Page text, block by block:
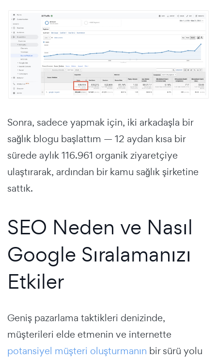
Sonra, sadece yapmak için, iki arkadaşla bir
sağlık blogu başlattım — 12 aydan kısa bir
sürede aylık 116.961 organik ziyaretçiye
ulaştırarak, ardından bir kamu sağlık şirketine
sattık.
SEO Neden ve Nasıl
Google Sıralamanızı
Etkiler
Geniş pazarlama taktikleri denizinde,
müşterileri elde etmenin ve internette
potansiyel müşteri oluşturmanın bir sürü yolu